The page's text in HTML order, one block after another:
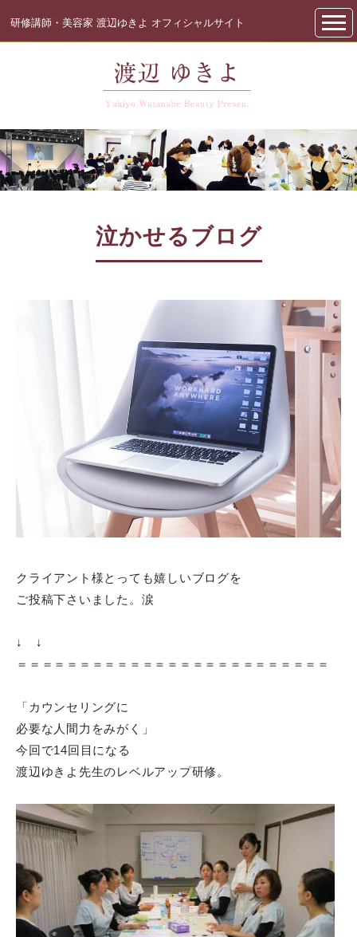
研修講師・美容家 渡辺ゆきよ オフィシャルサイト
泣かせるブログ
クライアント様とっても嬉しいブログを
ご投稿下さいました。涙
↓ ↓
＝＝＝＝＝＝＝＝＝＝＝＝＝＝＝＝＝＝＝＝＝＝＝＝＝
「カウンセリングに
必要な人間力をみがく」
今回で14回目になる
渡辺ゆきよ先生のレベルアップ研修。